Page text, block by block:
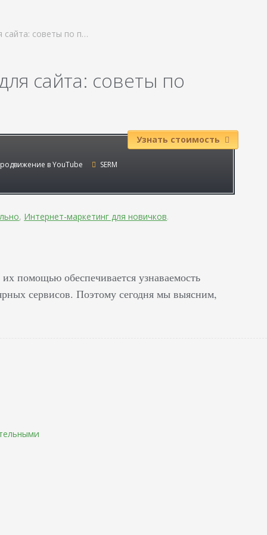
сайта: советы по п…
сайта: советы по
в YouTube SERM
Узнать стоимость
, Интернет-маркетинг для новичков.
помощью обеспечивается узнаваемость
сервисов. Поэтому сегодня мы выясним,